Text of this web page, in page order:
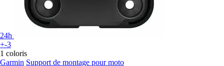
24h
+-3
1 coloris
Garmin Support de montage pour moto